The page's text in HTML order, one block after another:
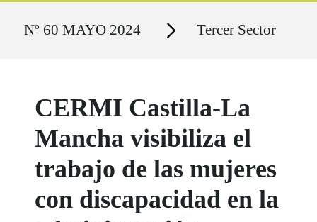
Nº 60 MAYO 2024 Secciones Tercer Sector
CERMI Castilla-La
Mancha visibiliza el
trabajo de las mujeres
con discapacidad en la